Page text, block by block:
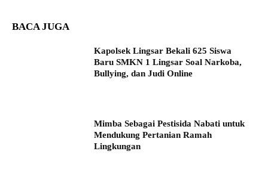
BACA JUGA
Kapolsek Lingsar Bekali 625 Siswa
Baru SMKN 1 Lingsar Soal Narkoba,
Bullying, dan Judi Online
Mimba Sebagai Pestisida Nabati untuk
Mendukung Pertanian Ramah
Lingkungan